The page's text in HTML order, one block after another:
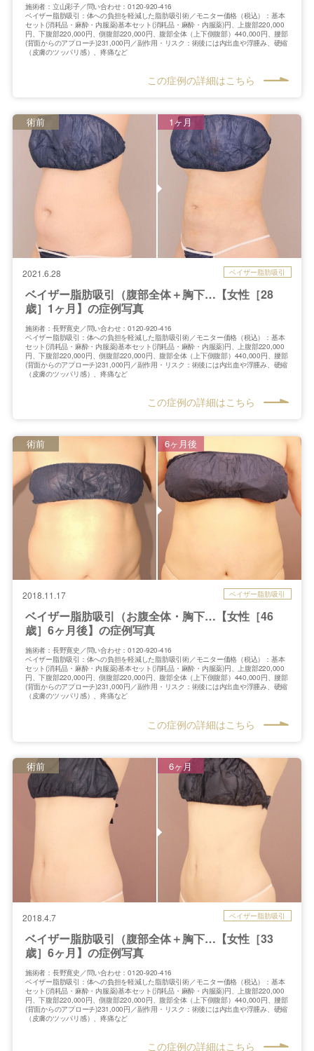
施術者：立山彩子／問い合わせ：0120-920-416
ベイザー脂肪吸引：体への負担を軽減した脂肪吸引術／モニター価格（税込）：基本
セット(消耗品・麻酔・内服薬)基本セット(消耗品・麻酔・内服薬)円、上腹部220,000
円、下腹部220,000円、側腹部220,000円、腹部全体（上下側腹部）440,000円、腰部
(背面からのアプローチ)231,000円／副作用・リスク：術後には内出血や浮腫み、硬縮
（皮膚のツッパリ感）、疼痛など
この症例の詳細はこちら
2021.6.28 ベイザー脂肪吸引
ベイザー脂肪吸引（腹部全体＋胸下…【女性［28
歳］1ヶ月】の症例写真
術前 1ヶ月
施術者：長野寛史／問い合わせ：0120-920-416
ベイザー脂肪吸引：体への負担を軽減した脂肪吸引術／モニター価格（税込）：基本
セット(消耗品・麻酔・内服薬)基本セット(消耗品・麻酔・内服薬)円、上腹部220,000
円、下腹部220,000円、側腹部220,000円、腹部全体（上下側腹部）440,000円、腰部
(背面からのアプローチ)231,000円／副作用・リスク：術後には内出血や浮腫み、硬縮
（皮膚のツッパリ感）、疼痛など
この症例の詳細はこちら
2018.11.17 ベイザー脂肪吸引
ベイザー脂肪吸引（お腹全体・胸下…【女性［46
歳］6ヶ月後】の症例写真
術前 6ヶ月後
施術者：長野寛史／問い合わせ：0120-920-416
ベイザー脂肪吸引：体への負担を軽減した脂肪吸引術／モニター価格（税込）：基本
セット(消耗品・麻酔・内服薬)基本セット(消耗品・麻酔・内服薬)円、上腹部220,000
円、下腹部220,000円、側腹部220,000円、腹部全体（上下側腹部）440,000円、腰部
(背面からのアプローチ)231,000円／副作用・リスク：術後には内出血や浮腫み、硬縮
（皮膚のツッパリ感）、疼痛など
この症例の詳細はこちら
2018.4.7 ベイザー脂肪吸引
ベイザー脂肪吸引（腹部全体＋胸下…【女性［33
歳］6ヶ月】の症例写真
術前 6ヶ月
施術者：長野寛史／問い合わせ：0120-920-416
ベイザー脂肪吸引：体への負担を軽減した脂肪吸引術／モニター価格（税込）：基本
セット(消耗品・麻酔・内服薬)基本セット(消耗品・麻酔・内服薬)円、上腹部220,000
円、下腹部220,000円、側腹部220,000円、腹部全体（上下側腹部）440,000円、腰部
(背面からのアプローチ)231,000円／副作用・リスク：術後には内出血や浮腫み、硬縮
（皮膚のツッパリ感）、疼痛など
この症例の詳細はこちら